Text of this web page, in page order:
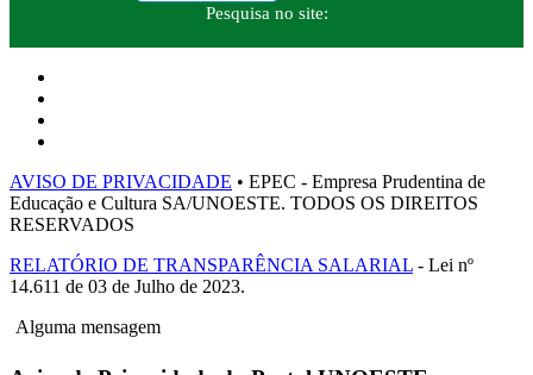
Pesquisa no site:
AVISO DE PRIVACIDADE • EPEC - Empresa Prudentina de
Educação e Cultura SA/UNOESTE. TODOS OS DIREITOS
RESERVADOS
RELATÓRIO DE TRANSPARÊNCIA SALARIAL - Lei nº
14.611 de 03 de Julho de 2023.
Alguma mensagem